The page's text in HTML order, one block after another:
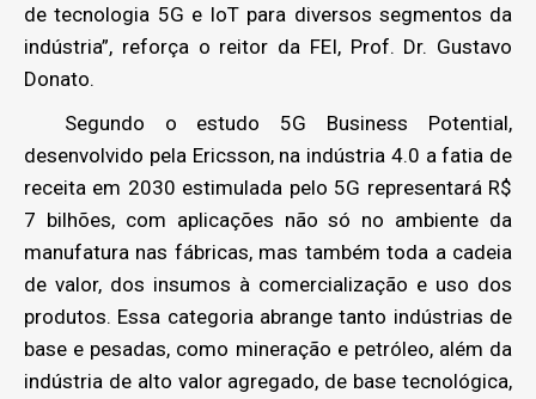
de tecnologia 5G e IoT para diversos segmentos da
indústria”, reforça o reitor da FEI, Prof. Dr. Gustavo
Donato.
Segundo o estudo 5G Business Potential,
desenvolvido pela Ericsson, na indústria 4.0 a fatia de
receita em 2030 estimulada pelo 5G representará R$
7 bilhões, com aplicações não só no ambiente da
manufatura nas fábricas, mas também toda a cadeia
de valor, dos insumos à comercialização e uso dos
produtos. Essa categoria abrange tanto indústrias de
base e pesadas, como mineração e petróleo, além da
indústria de alto valor agregado, de base tecnológica,